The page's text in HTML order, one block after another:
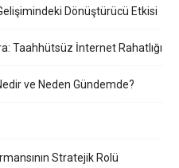
Dönüştürücü Etkisi
Taahhütsüz İnternet Rahatlığı
ve Neden Gündemde?
Stratejik Rolü